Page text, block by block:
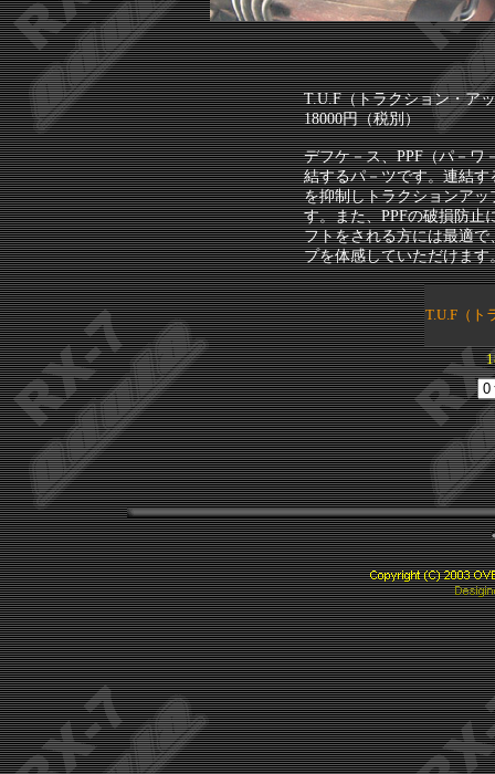
T.U.F（トラクション・ア
18000円（税別）
デフケ－ス、PPF（パ－ワ
結するパ－ツです。連結
を抑制しトラクションア
す。また、PPFの破損防止
フトをされる方には最適
プを体感していただけます
T.U.F（ト